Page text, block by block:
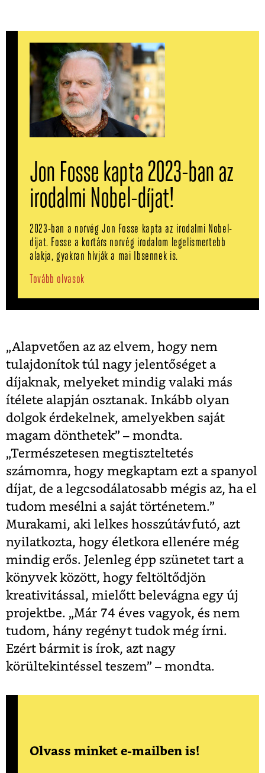
Jon Fosse kapta 2023-ban az
irodalmi Nobel-díjat!
2023-ban a norvég Jon Fosse kapta az irodalmi Nobel-
díjat. Fosse a kortárs norvég irodalom legelismertebb
alakja, gyakran hívják a mai Ibsennek is.
Tovább olvasok
„Alapvetően az az elvem, hogy nem
tulajdonítok túl nagy jelentőséget a
díjaknak, melyeket mindig valaki más
ítélete alapján osztanak. Inkább olyan
dolgok érdekelnek, amelyekben saját
magam dönthetek” – mondta.
„Természetesen megtiszteltetés
számomra, hogy megkaptam ezt a spanyol
díjat, de a legcsodálatosabb mégis az, ha el
tudom mesélni a saját történetem.”
Murakami, aki lelkes hosszútávfutó, azt
nyilatkozta, hogy életkora ellenére még
mindig erős. Jelenleg épp szünetet tart a
könyvek között, hogy feltöltődjön
kreativitással, mielőtt belevágna egy új
projektbe. „Már 74 éves vagyok, és nem
tudom, hány regényt tudok még írni.
Ezért bármit is írok, azt nagy
körültekintéssel teszem” – mondta.
Olvass minket e-mailben is!